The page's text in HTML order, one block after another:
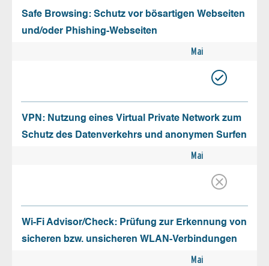
Safe Browsing: Schutz vor bösartigen Webseiten
und/oder Phishing-Webseiten
Mai
VPN: Nutzung eines Virtual Private Network zum
Schutz des Datenverkehrs und anonymen Surfen
Mai
Wi-Fi Advisor/Check: Prüfung zur Erkennung von
sicheren bzw. unsicheren WLAN-Verbindungen
Mai